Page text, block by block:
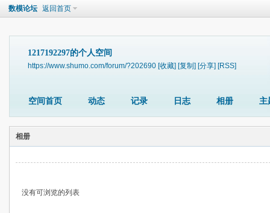
数模论坛 返回首页
1217192297的个人空间
https://www.shumo.com/forum/?202690 [收藏] [复制] [分享] [RSS]
空间首页 动态 记录 日志 相册 主
相册
没有可浏览的列表